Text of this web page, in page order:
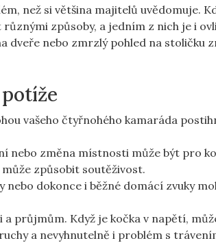
než si většina majitelů uvědomuje.
způsoby, a jedním z nich je i
dveře nebo zmrzlý pohled na stoličku
vašeho čtyřnohého kamaráda
nebo změna místnosti může být pro
způsobit soutěživost.
nebo dokonce i běžné domácí zvuky
průjmům. Když je kočka v napětí,
a nevyhnutelně i problém s